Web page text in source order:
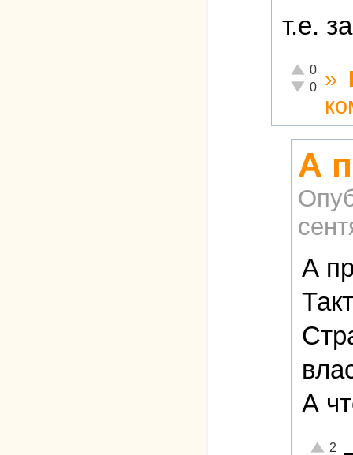
т.е.
Отлично!
0
0 »
А
А
А
2